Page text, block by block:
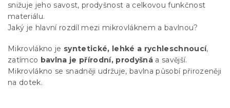
snižuje jeho savost, prodyšnost a celkovou funkčnost
materiálu.
Jaký je hlavní rozdíl mezi mikrovláknem a bavlnou?
Mikrovlákno je syntetické, lehké a rychleschnoucí,
zatímco bavlna je přírodní, prodyšná a savější.
Mikrovlákno se snadněji udržuje, bavlna působí přirozeněji
na dotek.